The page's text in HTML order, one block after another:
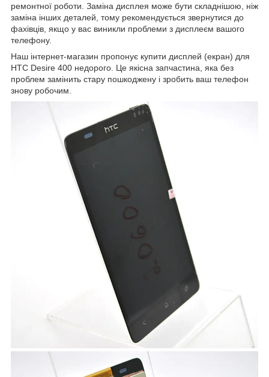
ремонтної роботи. Заміна дисплея може бути складнішою, ніж
заміна інших деталей, тому рекомендується звернутися до
фахівців, якщо у вас виникли проблеми з дисплеєм вашого
телефону.
Наш інтернет-магазин пропонує купити дисплей (екран) для
HTC Desire 400 недорого. Це якісна запчастина, яка без
проблем замінить стару пошкоджену і зробить ваш телефон
знову робочим.